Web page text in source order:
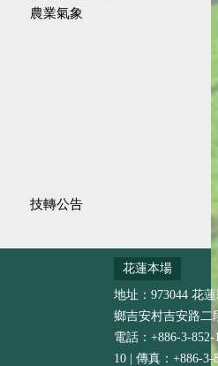
農業氣象
技轉公告
花蓮本場
地址：973044 花
鄉吉安村吉安路二
電話：+886-3-852-
10 | 傳真：+886-3-